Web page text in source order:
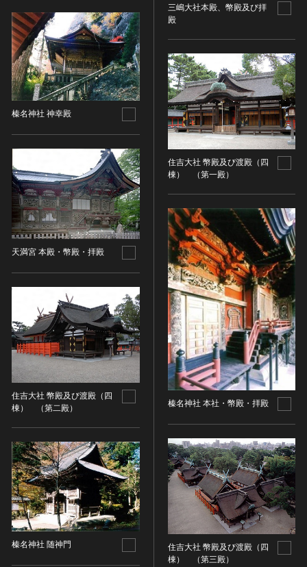
榛名神社 神幸殿
天満宮 本殿・幣殿・拝殿
住吉大社 幣殿及び渡殿（四
棟） （第二殿）
榛名神社 随神門
三嶋大社本殿、幣殿及び拝
殿
住吉大社 幣殿及び渡殿（四
棟） （第一殿）
榛名神社 本社・幣殿・拝殿
住吉大社 幣殿及び渡殿（四
棟） （第三殿）
宋 [中国]
元 [中国]
明 [中国]
清 [中国]
近現代 [中国]
木簡・木製品類
骨角・牙・貝製品類
その他
歴史資料／書跡・典籍／古文書
文書・書籍
絵図・地図
その他
能楽
文楽
歌舞伎
音楽
その他
金工
漆芸
染織
陶芸
その他
生活文化
生活文化（食文化を除く）
その他
民俗
有形民俗文化財
無形民俗文化財
史跡
社寺跡又は旧境内
文化財保存技術
地方指定文化財
COPYRIGHT NOT EVALUATED（著作権未評価）
COPYRIGHT UNDETERMINED（著作権未決定）
NO KNOWN COPYRIGHT（知る限り著作権なし）
COPYRIGHT UNDETERMINED - JP ORPHAN
WORK（著作権未決定-裁定制度利用著作物）